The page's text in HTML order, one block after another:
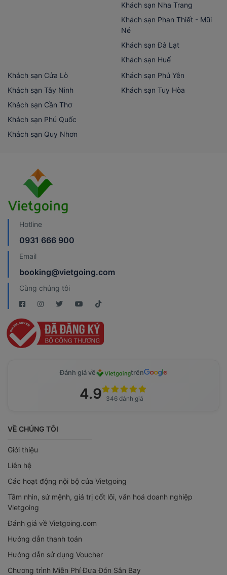
Khách sạn Nha Trang
Khách sạn Phan Thiết - Mũi
Né
Khách sạn Đà Lạt
Khách sạn Huế
Khách sạn Cửa Lò
Khách sạn Tây Ninh
Khách sạn Cần Thơ
Khách sạn Phú Quốc
Khách sạn Quy Nhơn
Khách sạn Phú Yên
Khách sạn Tuy Hòa
Hotline
0931 666 900
Email
booking@vietgoing.com
Cùng chúng tôi
Đánh giá về trên
4.9 346 đánh giá
VỀ CHÚNG TÔI
Giới thiệu
Liên hệ
Các hoạt động nội bộ của Vietgoing
Tầm nhìn, sứ mệnh, giá trị cốt lõi, văn hoá doanh nghiệp
Vietgoing
Đánh giá về Vietgoing.com
Hướng dẫn thanh toán
Hướng dẫn sử dụng Voucher
Chương trình Miễn Phí Đưa Đón Sân Bay